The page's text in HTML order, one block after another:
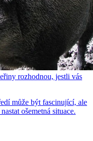
rozhodnou, jestli vás
může být fascinující, ale
ošemetná situace.